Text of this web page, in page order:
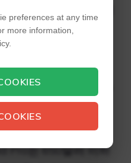
preferences at any time
more information,
게이머에게는 권장
것이 가
Pro는 650달러 이하